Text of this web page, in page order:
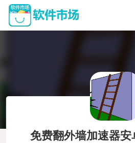
免费翻外墙加速器